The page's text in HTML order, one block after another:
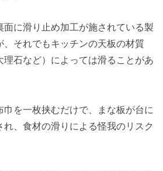
に滑り止め加工が施されている製
、それでもキッチンの天板の材質
理石など）によっては滑ることがあ
を一枚挟むだけで、まな板が台に
、食材の滑りによる怪我のリスク